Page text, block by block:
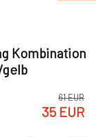
Kombination
61 EUR
35 EUR